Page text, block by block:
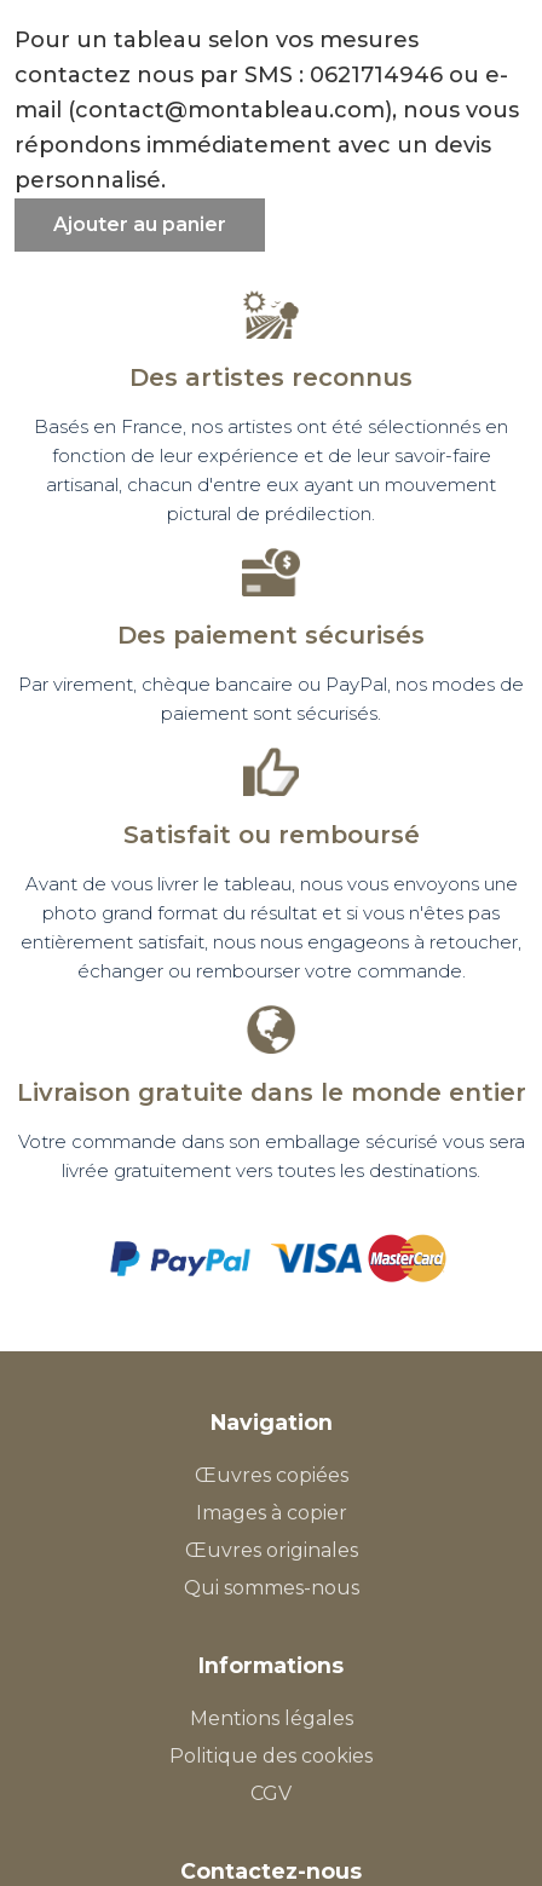
Pour un tableau selon vos mesures
contactez nous par SMS : 0621714946 ou e-
mail (contact@montableau.com), nous vous
répondons immédiatement avec un devis
personnalisé.
Ajouter au panier
Des artistes reconnus
Basés en France, nos artistes ont été sélectionnés en
fonction de leur expérience et de leur savoir-faire
artisanal, chacun d'entre eux ayant un mouvement
pictural de prédilection.
Des paiement sécurisés
Par virement, chèque bancaire ou PayPal, nos modes de
paiement sont sécurisés.
Satisfait ou remboursé
Avant de vous livrer le tableau, nous vous envoyons une
photo grand format du résultat et si vous n'êtes pas
entièrement satisfait, nous nous engageons à retoucher,
échanger ou rembourser votre commande.
Livraison gratuite dans le monde entier
Votre commande dans son emballage sécurisé vous sera
livrée gratuitement vers toutes les destinations.
Navigation
Œuvres copiées
Images à copier
Œuvres originales
Qui sommes-nous
Informations
Mentions légales
Politique des cookies
CGV
Contactez-nous